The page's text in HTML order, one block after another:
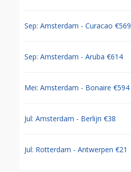
Sep: Amsterdam - Curacao €569
Sep: Amsterdam - Aruba €614
Mei: Amsterdam - Bonaire €594
Jul: Amsterdam - Berlijn €38
Jul: Rotterdam - Antwerpen €21